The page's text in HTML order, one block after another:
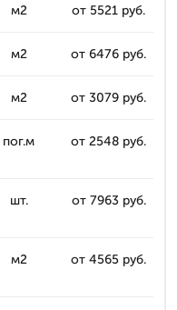
м2 от 5521 руб.
м2 от 6476 руб.
м2 от 3079 руб.
пог.м от 2548 руб.
шт. от 7963 руб.
м2 от 4565 руб.